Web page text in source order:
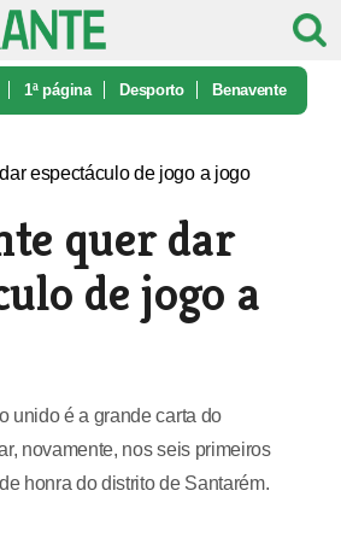
1ª página Desporto Benavente
quer dar
de jogo a
unido é a grande carta do
novamente, nos seis primeiros
honra do distrito de Santarém.